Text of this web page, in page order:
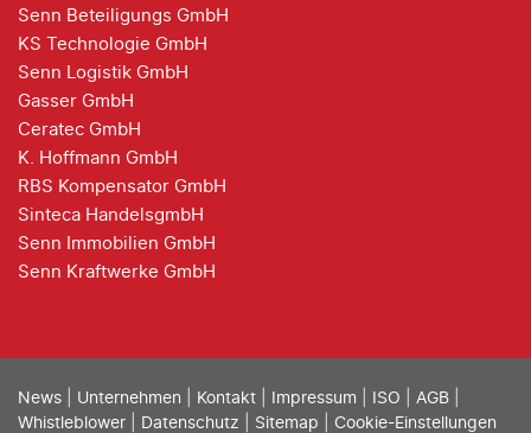
Senn Beteiligungs GmbH
KS Technologie GmbH
Senn Logistik GmbH
Gasser GmbH
Ceratec GmbH
K. Hoffmann GmbH
RBS Kompensator GmbH
Sinteca HandelsgmbH
Senn Immobilien GmbH
Senn Kraftwerke GmbH
News Unternehmen Kontakt Impressum ISO AGB
Whistleblower
Datenschutz Sitemap Cookie-Einstellungen